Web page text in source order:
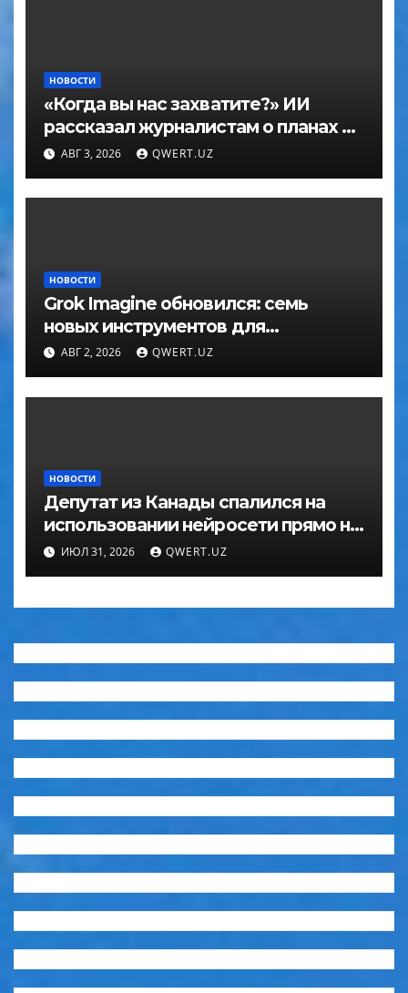
НОВОСТИ
«Когда вы нас захватите?» ИИ
рассказал журналистам о планах по
покорению мира в большом
АВГ 3, 2026 QWERT.UZ
НОВОСТИ
Grok Imagine обновился: семь
новых инструментов для
редактирования фото
АВГ 2, 2026 QWERT.UZ
НОВОСТИ
Депутат из Канады спалился на
использовании нейросети прямо на
заседании
ИЮЛ 31, 2026 QWERT.UZ